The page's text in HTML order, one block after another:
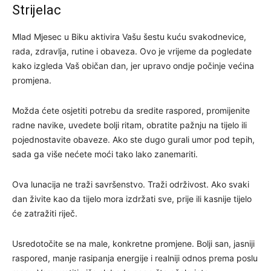
Strijelac
Mlad Mjesec u Biku aktivira Vašu šestu kuću svakodnevice,
rada, zdravlja, rutine i obaveza. Ovo je vrijeme da pogledate
kako izgleda Vaš običan dan, jer upravo ondje počinje većina
promjena.
Možda ćete osjetiti potrebu da sredite raspored, promijenite
radne navike, uvedete bolji ritam, obratite pažnju na tijelo ili
pojednostavite obaveze. Ako ste dugo gurali umor pod tepih,
sada ga više nećete moći tako lako zanemariti.
Ova lunacija ne traži savršenstvo. Traži održivost. Ako svaki
dan živite kao da tijelo mora izdržati sve, prije ili kasnije tijelo
će zatražiti riječ.
Usredotočite se na male, konkretne promjene. Bolji san, jasniji
raspored, manje rasipanja energije i realniji odnos prema poslu